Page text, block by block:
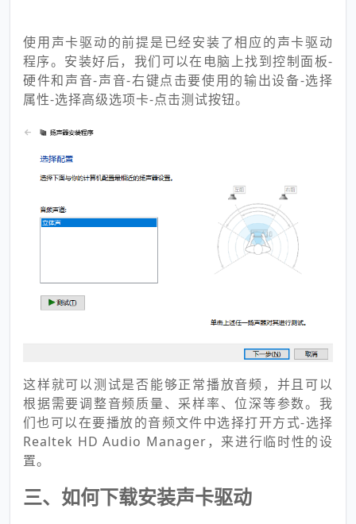
使用声卡驱动的前提是已经安装了相应的声卡驱动
程序。安装好后，我们可以在电脑上找到控制面板-
硬件和声音-声音-右键点击要使用的输出设备-选择
属性-选择高级选项卡-点击测试按钮。
这样就可以测试是否能够正常播放音频，并且可以
根据需要调整音频质量、采样率、位深等参数。我
们也可以在要播放的音频文件中选择打开方式-选择
Realtek HD Audio Manager，来进行临时性的设
置。
三、如何下载安装声卡驱动